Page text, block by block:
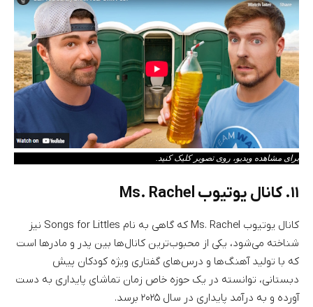
برای مشاهده ویدیو، روی تصویر کلیک کنید.
۱۱. کانال یوتیوب Ms. Rachel
کانال یوتیوب Ms. Rachel که گاهی به نام Songs for Littles نیز
شناخته می‌شود، یکی از محبوب‌ترین کانال‌ها بین پدر و مادرها است
که با تولید آهنگ‌ها و درس‌های گفتاری ویژه کودکان پیش
دبستانی، توانسته در یک حوزه خاص زمان تماشای پایداری به دست
آورده و به درآمد پایداری در سال ۲۰۲۵ برسد.